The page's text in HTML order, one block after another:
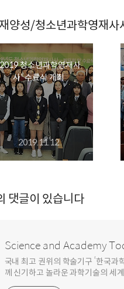
양성/청소년과학영재사
청소년과학영재사
사' 수료식 개최
2019.11.12
댓글이 있습니다
Science and Academy
국내 최고 권위의 학술기구 ‘한국
께 신기하고 놀라운 과학기술의 세